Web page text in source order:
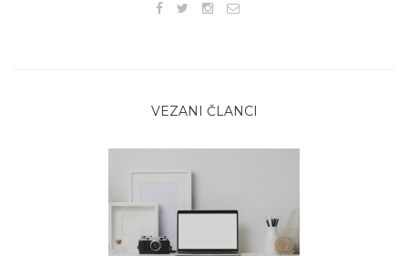
VEZANI ČLANCI